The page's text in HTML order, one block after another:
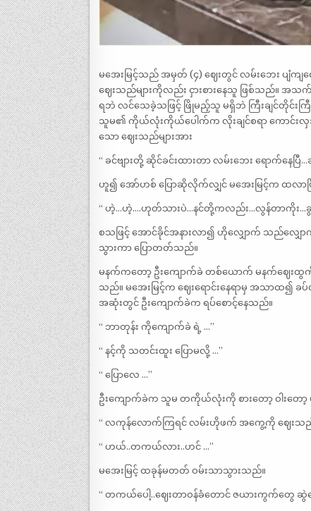
မအေးမြင့်သည် အမှတ် (၄) ဈေးတွင် လမ်းဘေး ပျံကျဈ
ဈေးသည်များကိုလည်း ငှားစားနေသူ ဖြစ်သည်။ အသက်
ရဘဲ လင်သေခဲ့သဖြင့် ဖြိုမည့်သူ မရှိဘဲ ကြီးချင်တိုင်း
သူမ၏ ကိုယ်လုံးကိုယ်ပေါက်က လိုးချင်စရာ ကောင်းလှသ
သော ဈေးသည်များအား
“ ခင်ဗျားတို့ ဆိုင်ခင်းထားတာ လမ်းဘေး ရောက်နေပြီ
ဟူ၍ အော်ဟစ် ပြောဆိုလိုက်လျှင် မအေးမြင့်က ထလာပ
“ ဟဲ့…ဟဲ့….ဟုတ်သားပဲ…နင်တို့ကလည်း…လွန်တာကိုး…ခွ
စသဖြင့် အောင်ခိုင်အနားလာ၍ ဟိုလျှောက် သည်လျှ
သွားကာ ပြောတတ်သည်။
မနက်ကတော့ ဦးကျောက်ခဲ တစ်ယောက် မနက်ဈေးထွက်
သည်။ မအေးမြင့်က ဈေးရောင်းနေရာမှ အသာထ၍
အဆုံးတွင် ဦးကျောက်ခဲက ရပ်စောင့်နေသည်။
“ ဘာတုန်း ကိုကျောက်ခဲ ရဲ့ …”
“ နင့်ကို သတင်းထူး ပြောမလို့ …”
“ ပြောလေ …”
ဦးကျောက်ခဲက သူမ တကိုယ်လုံးကို စားတော့ ဝါးတေ
“ လကုန်လောက်ကြရင် လမ်းဟိုဖက် အကွေ့ကို ဈေးသည်တွ
“ ဟယ်..တကယ်လား..ဟင် …”
မအေးမြင့် ထခုန်မတတ် ဝမ်းသာသွားသည်။
“ တကယ်ပေါ့..ဈေးတာဝန်ခံတောင် ဇယားကွက်တွေ ဆွဲန